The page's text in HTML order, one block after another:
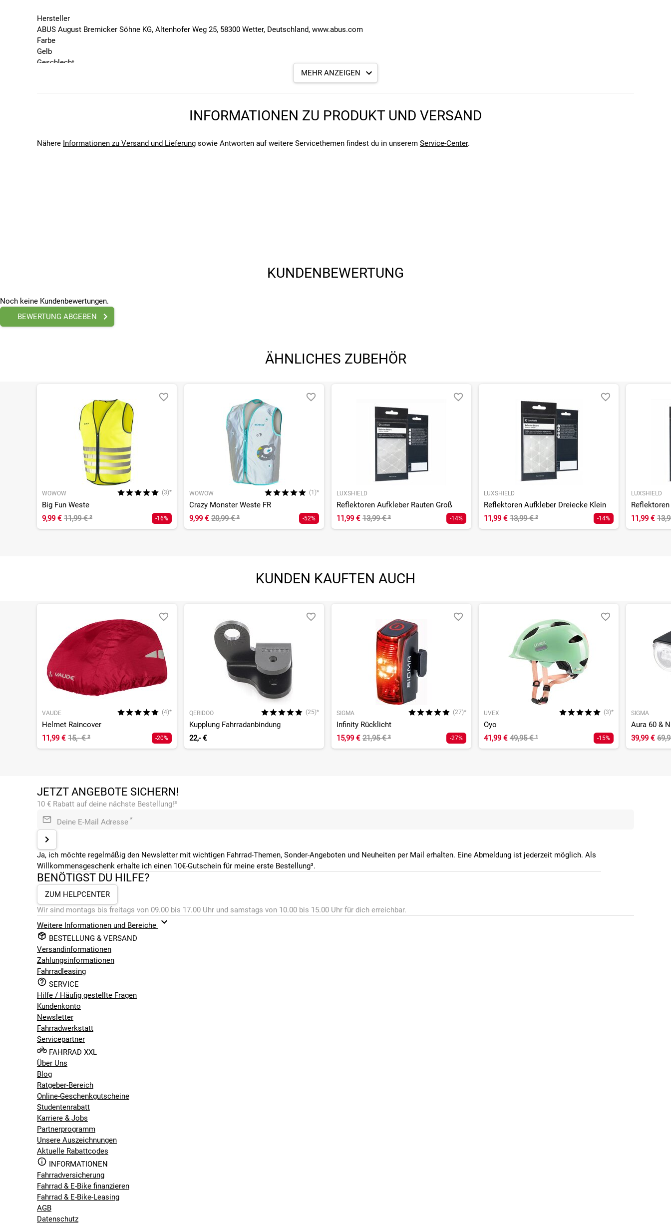
Technische Details
Gewicht: 10 g (Herstellerangabe)
Hochwertiges High-Gloss-Material, gelb mit 4 roten, leistungsstarken LEDs
Hersteller
ABUS August Bremicker Söhne KG, Altenhofer Weg 25, 58300 Wetter, Deutschland, www.abus.com
Farbe
Gelb
Geschlecht
Abus
Bitte beachte, dass es zu Abweichungen zwischen den angegebenen- und den verbauten Komponenten bei Fahrrädern kommen kann. Einen Fehler gefunden?
MEHR ANZEIGEN
INFORMATIONEN ZU PRODUKT UND VERSAND
Nähere Informationen zu Versand und Lieferungsowie Antworten auf weitere Servicethemen findest du in unserem Service-Center.
KUNDENBEWERTUNG
Noch keine Kundenbewertungen.
BEWERTUNG ABGEBEN
ÄHNLICHES ZUBEHÖR
WOWOW (3)*
Big Fun Weste
9,99 € 11,99 €² -16%
WOWOW (1)*
Crazy Monster Weste FR
9,99 € 20,99 €² -52%
LUXSHIELD
Reflektoren Aufkleber Rauten Groß
11,99 € 13,99 €² -14%
LUXSHIELD
Reflektoren Aufkleber Dreiecke Klein
11,99 € 13,99 €² -14%
LUXSHIELD
11,99 €
KUNDEN KAUFTEN AUCH
VAUDE (4)*
Helmet Raincover
11,99 € 15,- €² -20%
QERIDOO (25)*
Kupplung Fahrradanbindung
22,- €
SIGMA (27)*
Infinity Rücklicht
15,99 € 21,95 €² -27%
UVEX (3)*
Oyo
41,99 € 49,95 €¹ -15%
SIGMA
Aura 60 &
39,99 €
JETZT ANGEBOTE SICHERN!
10 € Rabatt auf deine nächste Bestellung!³
Deine E-Mail Adresse *
Ja, ich möchte regelmäßig den Newsletter mit wichtigen Fahrrad-Themen, Sonder-Angeboten und Neuheiten per Mail erhalten. Eine Abmeldung ist jederzeit möglich. Als
Willkommensgeschenk erhalte ich einen 10€-Gutschein für meine erste Bestellung³.
BENÖTIGST DU HILFE?
ZUM HELPCENTER
Wir sind montags bis freitags von 09.00 bis 17.00 Uhr und samstags von 10.00 bis 15.00 Uhr für dich erreichbar.
Weitere Informationen und Bereiche
BESTELLUNG & VERSAND
Versandinformationen
Zahlungsinformationen
Fahrradleasing
SERVICE
Hilfe / Häufig gestellte Fragen
Kundenkonto
Newsletter
Fahrradwerkstatt
Servicepartner
FAHRRAD XXL
Über Uns
Blog
Ratgeber-Bereich
Online-Geschenkgutscheine
Studentenrabatt
Karriere & Jobs
Partnerprogramm
Unsere Auszeichnungen
Aktuelle Rabattcodes
INFORMATIONEN
Fahrradversicherung
Fahrrad & E-Bike finanzieren
Fahrrad & E-Bike-Leasing
AGB
Datenschutz